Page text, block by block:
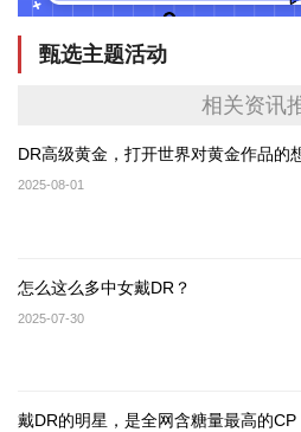
甄选主题活动
相关资讯
DR高级黄金，打开世界对黄金作品的
2025-08-01
怎么这么多中女戴DR？
2025-07-30
戴DR的明星，是全网含糖量最高的CP